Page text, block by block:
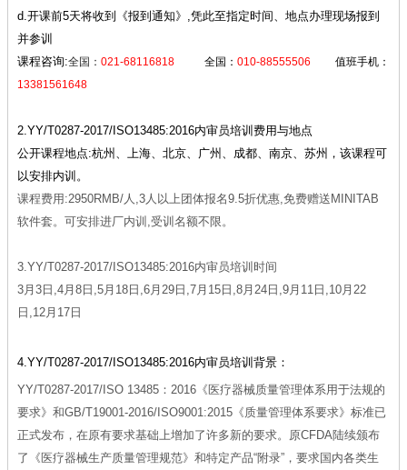
d.开课前5天将收到《报到通知》,凭此至指定时间、地点办理现场报到
并参训
课程咨询:全国： 021-68116818 全国： 010-88555506
值班手机：
13381561648
2.YY/T0287-2017/ISO13485:2016内审员培训费用与地点
公开课程地点:杭州、上海、北京、广州、成都、南京、苏州，该课程可
以安排内训。
课程费用:2950RMB/人,3人以上团体报名9.5折优惠,免费赠送MINITAB
软件套。可安排进厂内训,受训名额不限。
3.YY/T0287-2017/ISO13485:2016内审员培训时间
3月3日,4月8日,5月18日,6月29日,7月15日,8月24日,9月11日,10月22
日,12月17日
4.YY/T0287-2017/ISO13485:2016内审员培训背景：
YY/T0287-2017/ISO 13485：2016《医疗器械质量管理体系用于法规的
要求》和GB/T19001-2016/ISO9001:2015《质量管理体系要求》标准已
正式发布，在原有要求基础上增加了许多新的要求。原CFDA陆续颁布
了《医疗器械生产质量管理规范》和特定产品“附录”，要求国内各类生